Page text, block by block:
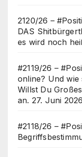
2120/26 –
DAS
es wird noch
#2119/26 –
online? Und
Willst Du
an. 27. Juni 2026
#2118/26 –